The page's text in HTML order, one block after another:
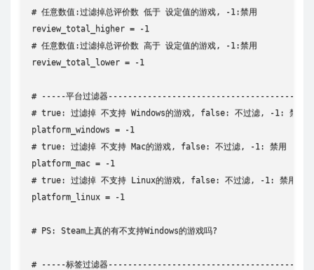
# 任意数值:过滤掉总评价数 低于 设定值的游戏, -1:禁用
review_total_higher = -1
# 任意数值:过滤掉总评价数 高于 设定值的游戏, -1:禁用
review_total_lower = -1
# -----平台过滤器---------------------------------------
# true: 过滤掉 不支持 Windows的游戏, false: 不过滤, -1: 禁用
platform_windows = -1
# true: 过滤掉 不支持 Mac的游戏, false: 不过滤, -1: 禁用
platform_mac = -1
# true: 过滤掉 不支持 Linux的游戏, false: 不过滤, -1: 禁用
platform_linux = -1
# PS: Steam上真的有不支持Windows的游戏吗?
# -----标签过滤器---------------------------------------